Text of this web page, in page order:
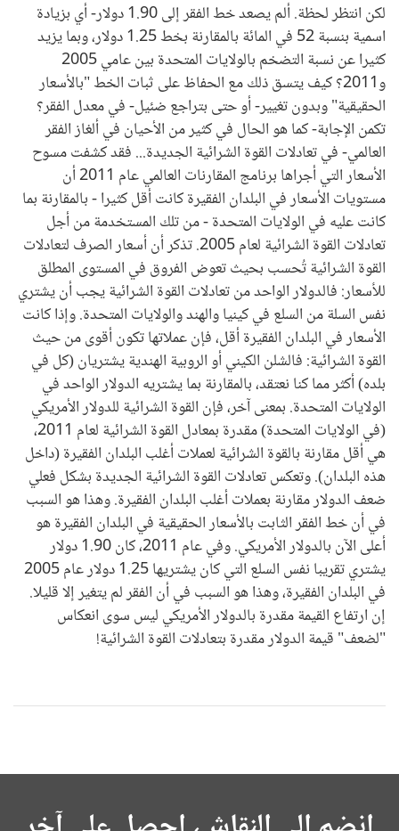
لكن انتظر لحظة. ألم يصعد خط الفقر إلى 1.90 دولار- أي بزيادة
اسمية بنسبة 52 في المائة بالمقارنة بخط 1.25 دولار، وبما يزيد
كثيرا عن نسبة التضخم بالولايات المتحدة بين عامي 2005
و2011؟ كيف يتسق ذلك مع الحفاظ على ثبات الخط "بالأسعار
الحقيقية" وبدون تغيير- أو حتى بتراجع ضئيل- في معدل الفقر؟
تكمن الإجابة- كما هو الحال في كثير من الأحيان في ألغاز الفقر
العالمي- في تعادلات القوة الشرائية الجديدة... فقد كشفت مسوح
الأسعار التي أجراها برنامج المقارنات العالمي عام 2011 أن
مستويات الأسعار في البلدان الفقيرة كانت أقل كثيرا - بالمقارنة بما
كانت عليه في الولايات المتحدة - من تلك المستخدمة من أجل
تعادلات القوة الشرائية لعام 2005. تذكر أن أسعار الصرف لتعادلات
القوة الشرائية تُحسب بحيث تعوض الفروق في المستوى المطلق
للأسعار: فالدولار الواحد من تعادلات القوة الشرائية يجب أن يشتري
نفس السلة من السلع في كينيا والهند والولايات المتحدة. وإذا كانت
الأسعار في البلدان الفقيرة أقل، فإن عملاتها تكون أقوى من حيث
القوة الشرائية: فالشلن الكيني أو الروبية الهندية يشتريان (كل في
بلده) أكثر مما كنا نعتقد، بالمقارنة بما يشتريه الدولار الواحد في
الولايات المتحدة. بمعنى آخر، فإن القوة الشرائية للدولار الأمريكي
(في الولايات المتحدة) مقدرة بمعادل القوة الشرائية لعام 2011،
هي أقل مقارنة بالقوة الشرائية لعملات أغلب البلدان الفقيرة (داخل
هذه البلدان). وتعكس تعادلات القوة الشرائية الجديدة بشكل فعلي
ضعف الدولار مقارنة بعملات أغلب البلدان الفقيرة. وهذا هو السبب
في أن خط الفقر الثابت بالأسعار الحقيقية في البلدان الفقيرة هو
أعلى الآن بالدولار الأمريكي. وفي عام 2011، كان 1.90 دولار
يشتري تقريبا نفس السلع التي كان يشتريها 1.25 دولار عام 2005
في البلدان الفقيرة، وهذا هو السبب في أن الفقر لم يتغير إلا قليلا.
إن ارتفاع القيمة مقدرة بالدولار الأمريكي ليس سوى انعكاس
"لضعف" قيمة الدولار مقدرة بتعادلات القوة الشرائية!